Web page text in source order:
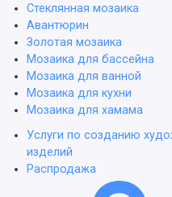
Стеклянная мозаика
Авантюрин
Золотая мозаика
Мозаика для бассейна
Мозаика для ванной
Мозаика для кухни
Мозаика для хамама
Услуги по созданию
изделий
Распродажа